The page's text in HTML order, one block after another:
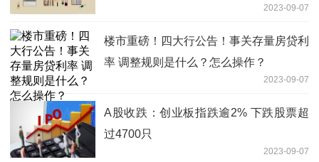
2023-09-07
楼市重磅！四大行公告！事关存量房贷利
率 调整规则是什么？怎么操作？
2023-09-07
A股收跌：创业板指跌逾2% 下跌股票超
过4700只
2023-09-07